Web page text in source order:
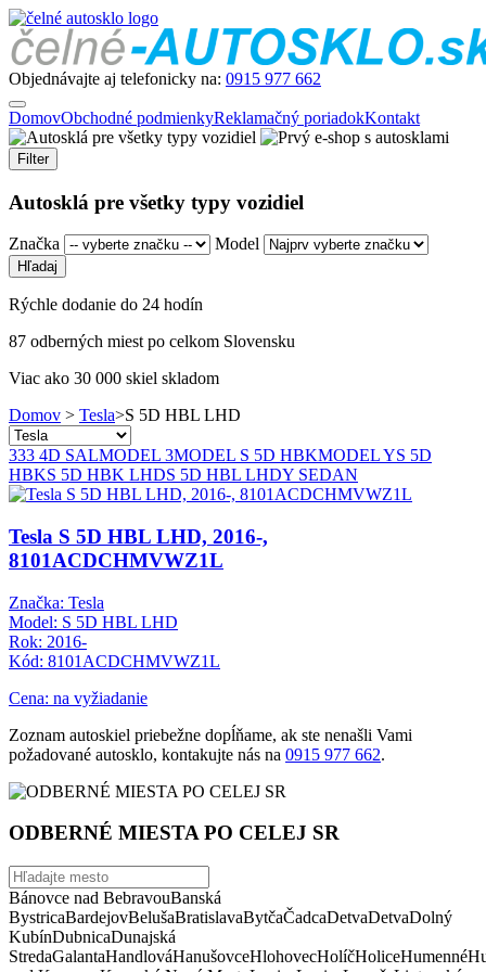
Objednávajte aj telefonicky na: 0915 977 662
DomovObchodné podmienkyReklamačný poriadokKontakt
Filter
Autosklá pre všetky typy vozidiel
Značka Model
Rýchle dodanie do 24 hodín
87 odberných miest po celkom Slovensku
Viac ako 30 000 skiel skladom
Domov > Tesla>S 5D HBL LHD
333 4D SALMODEL 3MODEL S 5D HBKMODEL YS 5D
HBKS 5D HBK LHDS 5D HBL LHDY SEDAN
Tesla S 5D HBL LHD, 2016-,
8101ACDCHMVWZ1L
Značka: Tesla
Model: S 5D HBL LHD
Rok: 2016-
Kód: 8101ACDCHMVWZ1L
Cena: na vyžiadanie
Zoznam autoskiel priebežne dopĺňame, ak ste nenašli Vami
požadované autosklo, kontakujte nás na 0915 977 662.
ODBERNÉ MIESTA PO CELEJ SR
Bánovce nad BebravouBanská
BystricaBardejovBelušaBratislavaBytčaČadcaDetvaDetvaDolný
KubínDubnicaDunajská
StredaGalantaHandlováHanušovceHlohovecHolíčHoliceHumenné